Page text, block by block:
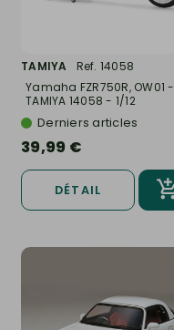
TAMIYA
Ref. 14058
Yamaha FZR750R, OW01 -
TAMIYA 14058 - 1/12
Derniers articles
39,99 €
DÉTAIL